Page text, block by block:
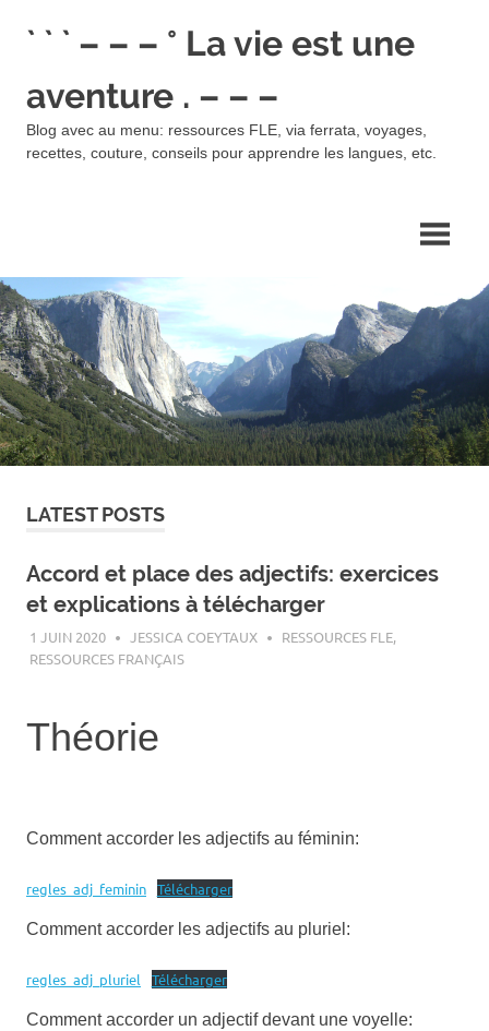
` ` ` – – – ° La vie est une
aventure . – – –
Blog avec au menu: ressources FLE, via ferrata, voyages,
recettes, couture, conseils pour apprendre les langues, etc.
LATEST POSTS
Accord et place des adjectifs: exercices
et explications à télécharger
1 JUIN 2020 JESSICA COEYTAUX RESSOURCES FLE,
RESSOURCES FRANÇAIS
Théorie
Comment accorder les adjectifs au féminin:
regles_adj_feminin Télécharger
Comment accorder les adjectifs au pluriel:
regles_adj_pluriel Télécharger
Comment accorder un adjectif devant une voyelle: